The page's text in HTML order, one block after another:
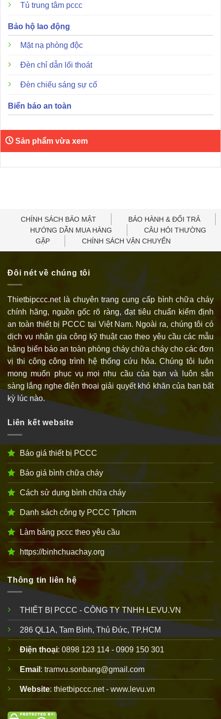
Tủ trung tâm pccc
Bảo hộ lao động
Mặt nạ phòng độc
Đèn chỉ dẫn lối thoát
Đèn chiếu sáng sự cố
Biển báo an toàn
Sản phẩm vừa xem
CHÍNH SÁCH BẢO MẬT
BẢO HÀNH & ĐỔI TRẢ
HƯỚNG DẪN MUA HÀNG
CÂU HỎI THƯỜNG
GẶP
CHÍNH SÁCH VẬN CHUYỂN
Đôi nét về chúng tôi
Thietbipccc.net là chuyên trang cung cấp bình chữa cháy
chính hãng, nguồn gốc rõ ràng, đạt tiêu chuẩn kiểm định
an toàn thiết bị PCCC tại Việt Nam. Ngoài ra, chúng tôi có
dịch vụ nhận gia công kỹ thuật cao theo yêu cầu các mẫu
bảng biển báo an toàn phòng cháy chữa cháy cho các đơn
vị thi công công trình hệ thống cứu hỏa. Chúng tôi luôn
mong muốn phục vụ mọi nhu cầu của bạn và luôn sẵn
sàng lắng nghe điện thoại giải quyết khó khăn của bạn bất
kỳ lúc nào.
Liên kết website
Báo giá thiết bị PCCC
Báo giá bình chữa cháy
Cách sử dụng bình chữa cháy
Danh sách công ty PCCC Tphcm
Làm bảng pccc theo yêu cầu
https://binhchuachay.org
Thông tin liên hệ
THIẾT BỊ PCCC - CÔNG TY TNHH LEVU.VN
286 QL1A, Tam Bình, Thủ Đức, TP.HCM
Điện thoại: 0898 123 114 - 0909 150 301
Email : tramvu.sonbang@gmail.com
Website: thietbipccc.net - www.levu.vn